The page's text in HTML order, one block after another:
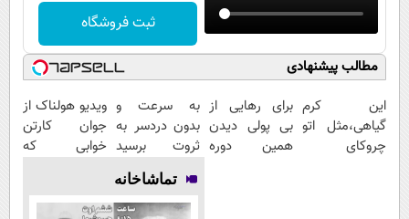
ثبت فروشگاه
مطالب پیشنهادی
این کرم
گیاهی،مثل اتو
چروکای
برای رهایی از
بی پولی دیدن
همین دوره
به سرعت و
بدون دردسر به
ثروت برسید
(دوره کاملا
رایگان
پولسازی)
ویدیو هولناک از
جوان کارتن
خوابی که
تماشاخانه